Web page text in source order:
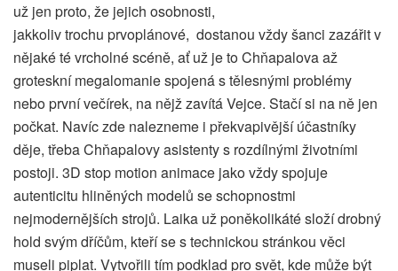
už jen proto, že jejich osobnosti,
jakkoliv trochu prvoplánové, dostanou vždy šanci zazářit v
nějaké té vrcholné scéně, ať už je to Chňapalova až
groteskní megalomanie spojená s tělesnými problémy
nebo první večírek, na nějž zavítá Vejce. Stačí si na ně jen
počkat. Navíc zde nalezneme i překvapivější účastníky
děje, třeba Chňapalovy asistenty s rozdílnými životními
postoji. 3D stop motion animace jako vždy spojuje
autenticitu hliněných modelů se schopnostmi
nejmodernějších strojů. Laika už poněkolikáté složí drobný
hold svým dříčům, kteří se s technickou stránkou věci
museli piplat. Vytvořili tím podklad pro svět, kde může být